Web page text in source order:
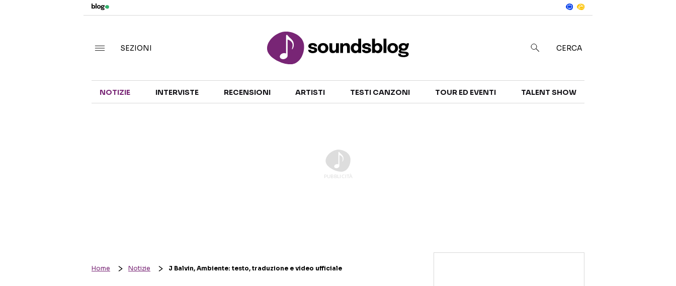
TALENT SHOW
SEZIONI CERCA
NOTIZIE INTERVISTE RECENSIONI ARTISTI TESTI CANZONI TOUR ED EVENTI TALENT SHOW
Home Notizie J Balvin, Ambiente: testo, traduzione e video ufficiale